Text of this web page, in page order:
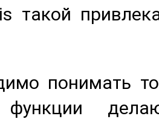
такой
понимать